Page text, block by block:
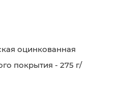
оцинкованная
покрытия - 275 г/